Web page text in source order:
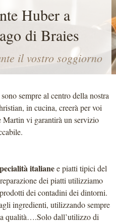
Huber a
di Braies
il vostro soggiorno
sempre al centro della nostra
in cucina, creerà per voi
Martin vi garantirà un servizio
italianee piatti tipici del
dei piatti utilizziamo
dei contadini dei dintorni.
ingredienti, utilizzando sempre
qualità….Solo dall’utilizzo di